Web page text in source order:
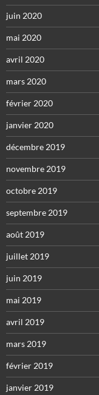
juin 2020
mai 2020
avril 2020
mars 2020
février 2020
janvier 2020
décembre 2019
novembre 2019
octobre 2019
septembre 2019
août 2019
juillet 2019
juin 2019
mai 2019
avril 2019
mars 2019
février 2019
janvier 2019